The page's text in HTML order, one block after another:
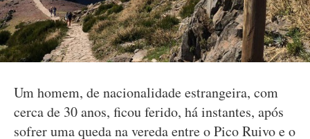
Um homem, de nacionalidade estrangeira, com
cerca de 30 anos, ficou ferido, há instantes, após
sofrer uma queda na vereda entre o Pico Ruivo e o